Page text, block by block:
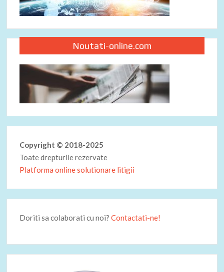
Noutati-online.com
Copyright © 2018-2025
Toate drepturile rezervate
Platforma online solutionare litigii
Doriti sa colaborati cu noi?Contactati-ne!